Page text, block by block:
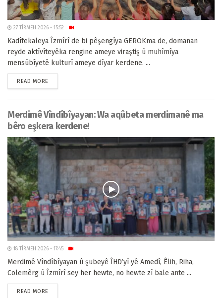
27 TÎRMEH 2026 - 15:52
Kadîfekaleya Îzmîrî de bi pêşengîya GEROKma de, domanan
reyde aktîvîteyêka rengine ameye viraştiş û muhîmîya
mensûbîyetê kulturî ameye dîyar kerdene. ...
READ MORE
Merdimê Vîndîbîyayan: Wa aqûbeta merdimanê ma
bêro eşkera kerdene!
18 TÎRMEH 2026 - 17:45
Merdimê Vîndîbîyayan û şubeyê ÎHD’yî yê Amedî, Êlih, Riha,
Colemêrg û Îzmîrî sey her hewte, no hewte zî bale ante ...
READ MORE